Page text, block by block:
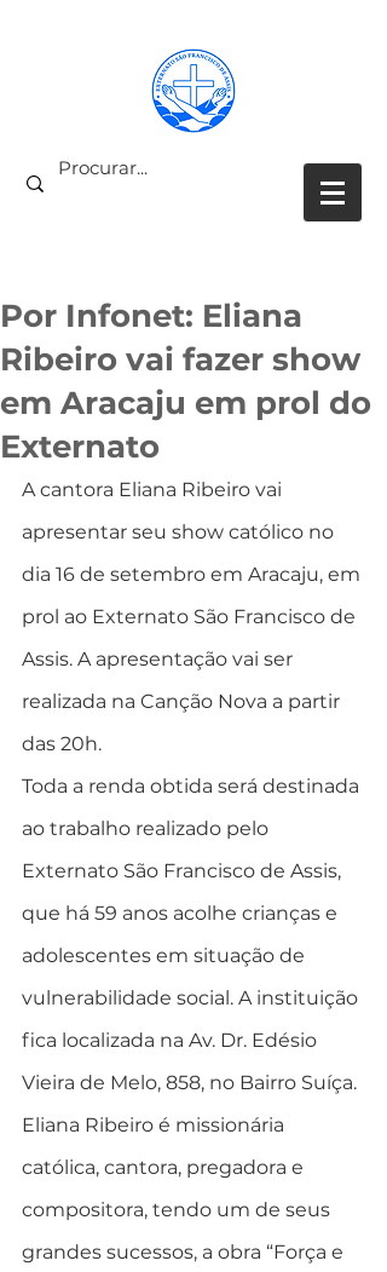
Por Infonet: Eliana
Ribeiro vai fazer show
em Aracaju em prol do
Externato
A cantora Eliana Ribeiro vai
apresentar seu show católico no
dia 16 de setembro em Aracaju, em
prol ao Externato São Francisco de
Assis. A apresentação vai ser
realizada na Canção Nova a partir
das 20h.
Toda a renda obtida será destinada
ao trabalho realizado pelo
Externato São Francisco de Assis,
que há 59 anos acolhe crianças e
adolescentes em situação de
vulnerabilidade social. A instituição
fica localizada na Av. Dr. Edésio
Vieira de Melo, 858, no Bairro Suíça.
Eliana Ribeiro é missionária
católica, cantora, pregadora e
compositora, tendo um de seus
grandes sucessos, a obra “Força e